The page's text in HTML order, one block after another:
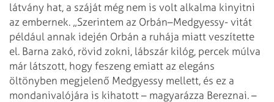
látvány hat, a száját még nem is volt alkalma kinyitni
az embernek. „Szerintem az Orbán–Medgyessy- vitát
például annak idején Orbán a ruhája miatt veszítette
el. Barna zakó, rövid zokni, lábszár kilóg, percek múlva
már látszott, hogy feszeng emiatt az elegáns
öltönyben megjelenő Medgyessy mellett, és ez a
mondanivalójára is kihatott – magyarázza Bereznai. –